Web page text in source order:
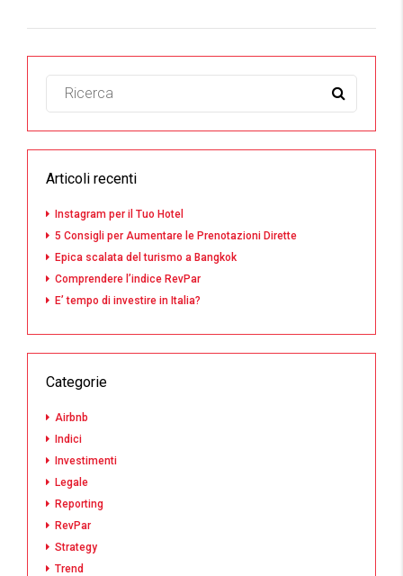
Articoli recenti
Instagram per il Tuo Hotel
5 Consigli per Aumentare le Prenotazioni Dirette
Epica scalata del turismo a Bangkok
Comprendere l’indice RevPar
E’ tempo di investire in Italia?
Categorie
Airbnb
Indici
Investimenti
Legale
Reporting
RevPar
Strategy
Trend